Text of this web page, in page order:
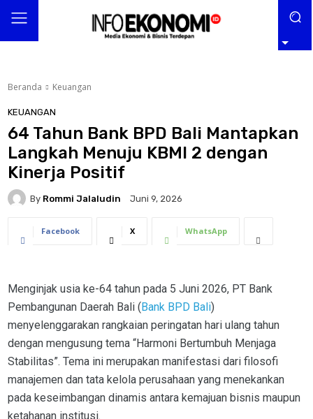
Beranda Keuangan
KEUANGAN
64 Tahun Bank BPD Bali Mantapkan
Langkah Menuju KBMI 2 dengan
Kinerja Positif
By Rommi Jalaludin Juni 9, 2026
Facebook X WhatsApp
Menginjak usia ke-64 tahun pada 5 Juni 2026, PT Bank
Pembangunan Daerah Bali ( Bank BPD Bali)
menyelenggarakan rangkaian peringatan hari ulang tahun
dengan mengusung tema “Harmoni Bertumbuh Menjaga
Stabilitas”. Tema ini merupakan manifestasi dari filosofi
manajemen dan tata kelola perusahaan yang menekankan
pada keseimbangan dinamis antara kemajuan bisnis maupun
ketahanan institusi.